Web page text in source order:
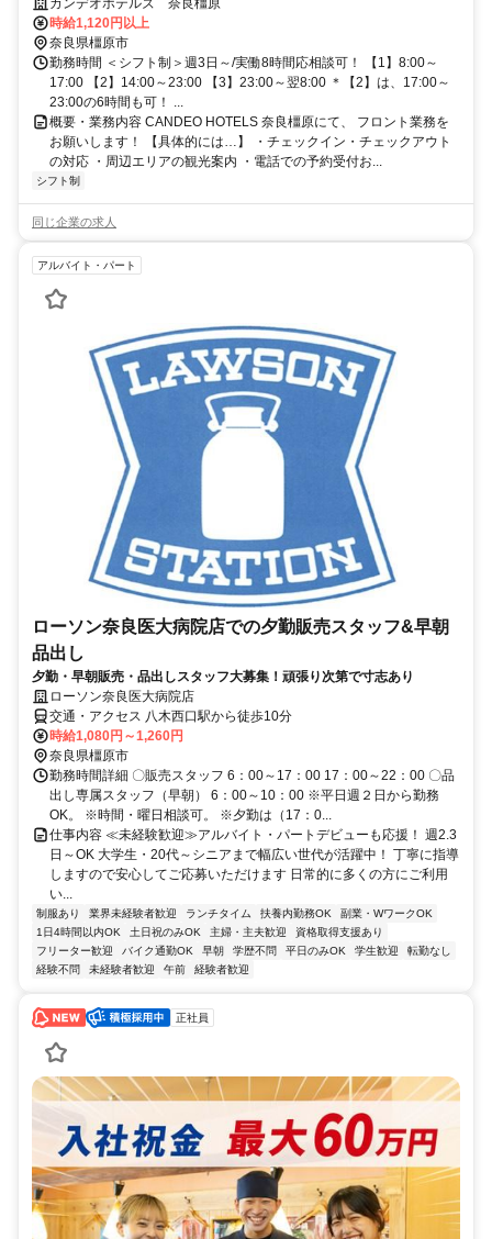
～/大和八木駅から徒歩3分＊スキル不問！未経験スタート90％以上＊選
べる働き方/アルバイトにも昇給・賞与など厚待遇アリ！
カンデオホテルズ 奈良橿原
時給1,120円以上
奈良県橿原市
勤務時間 ＜シフト制＞週3日～/実働8時間応相談可！ 【1】8:00～
17:00 【2】14:00～23:00 【3】23:00～翌8:00 ＊【2】は、17:00～
23:00の6時間も可！ ...
概要・業務内容 CANDEO HOTELS 奈良橿原にて、 フロント業務を
お願いします！ 【具体的には…】 ・チェックイン・チェックアウト
の対応 ・周辺エリアの観光案内 ・電話での予約受付お...
シフト制
同じ企業の求人
アルバイト・パート
ローソン奈良医大病院店での夕勤販売スタッフ&早朝
品出し
夕勤・早朝販売・品出しスタッフ大募集！頑張り次第で寸志あり
ローソン奈良医大病院店
交通・アクセス 八木西口駅から徒歩10分
時給1,080円～1,260円
奈良県橿原市
勤務時間詳細 〇販売スタッフ 6：00～17：00 17：00～22：00 〇品
出し専属スタッフ（早朝） 6：00～10：00 ※平日週２日から勤務
OK。 ※時間・曜日相談可。 ※夕勤は（17：0...
仕事内容 ≪未経験歓迎≫アルバイト・パートデビューも応援！ 週2.3
日～OK 大学生・20代～シニアまで幅広い世代が活躍中！ 丁寧に指導
しますので安心してご応募いただけます 日常的に多くの方にご利用
い...
制服あり 業界未経験者歓迎 ランチタイム 扶養内勤務OK
副業・WワークOK
1日4時間以内OK
土日祝のみOK 主婦・主夫歓迎
資格取得支援あり
フリーター歓迎
バイク通勤OK 早朝 学歴不問 平日のみOK 学生歓迎
転勤なし
経験不問
未経験者歓迎 午前 経験者歓迎
正社員